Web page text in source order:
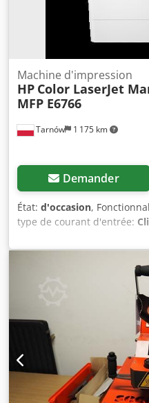
Tarnów 1 175 km
Machine d'impression
HP Color LaserJet
MFP E6766
Demander
État: d'occasion,
type de courant d'entrée:
216
hauteur totale:127 mm,
grammage du papier (min.):
, largeur
,
1 200
d'encombrement:
356 mm,
Nous proposons à la vente
(imprimante, photocopieur,
Color LaserJet Managed
feuilles – (compteur
Dedpszqmutofx Ahfskr HP